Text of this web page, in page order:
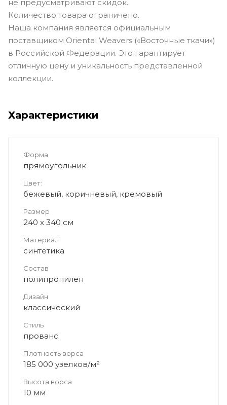
не предусматривают скидок.
Количество товара ограничено.
Наша компания является официальным
поставщиком Oriental Weavers («Восточные ткачи»)
в Российской Федерации. Это гарантирует
отличную цену и уникальность представленной
коллекции.
Характеристики
Форма
прямоугольник
Цвет:
бежевый, коричневый, кремовый
Размер
240 x 340 см
Материал
синтетика
Состав
полипропилен
Дизайн
классический
Стиль
прованс
Плотность ворса
185 000 узелков/м²
Высота ворса
10 мм